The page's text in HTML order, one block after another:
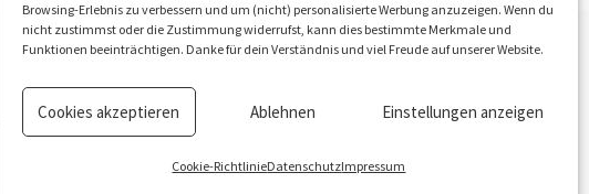
Browsing-Erlebnis zu verbessern und um (nicht) personalisierte Werbung anzuzeigen. Wenn du
nicht zustimmst oder die Zustimmung widerrufst, kann dies bestimmte Merkmale und
Funktionen beeinträchtigen. Danke für dein Verständnis und viel Freude auf unserer Website.
Cookies akzeptieren Ablehnen Einstellungen anzeigen
Cookie-RichtlinieDatenschutzImpressum
Datenschutz